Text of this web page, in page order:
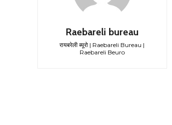
Raebareli bureau
रायबरेली ब्यूरो | Raebareli Bureau |
Raebareli Beuro